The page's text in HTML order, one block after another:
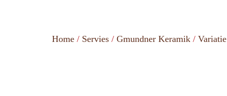
Home / Servies / Gmundner Keramik / Variatie